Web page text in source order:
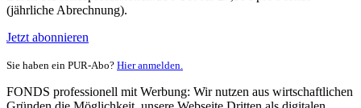
(jährliche Abrechnung).
Jetzt abonnieren
Sie haben ein PUR-Abo? Hier anmelden.
FONDS professionell mit Werbung: Wir nutzen aus wirtschaftlichen